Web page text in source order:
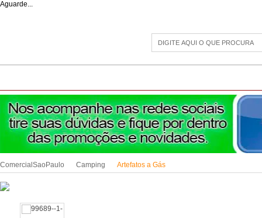
Aguarde...
ComercialSaoPaulo Camping Artefatos a Gás